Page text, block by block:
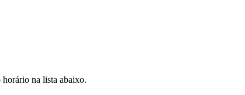
horário na lista abaixo.